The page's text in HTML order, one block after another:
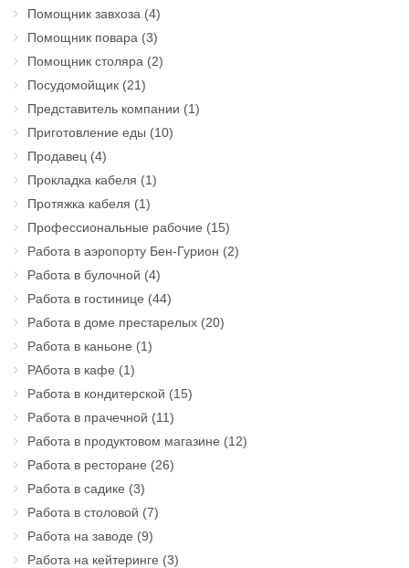
Помощник завхоза (4)
Помощник повара (3)
Помощник столяра (2)
Посудомойщик (21)
Представитель компании (1)
Приготовление еды (10)
Продавец (4)
Прокладка кабеля (1)
Протяжка кабеля (1)
Профессиональные рабочие (15)
Работа в аэропорту Бен-Гурион (2)
Работа в булочной (4)
Работа в гостинице (44)
Работа в доме престарелых (20)
Работа в каньоне (1)
РАбота в кафе (1)
Работа в кондитерской (15)
Работа в прачечной (11)
Работа в продуктовом магазине (12)
Работа в ресторане (26)
Работа в садике (3)
Работа в столовой (7)
Работа на заводе (9)
Работа на кейтеринге (3)